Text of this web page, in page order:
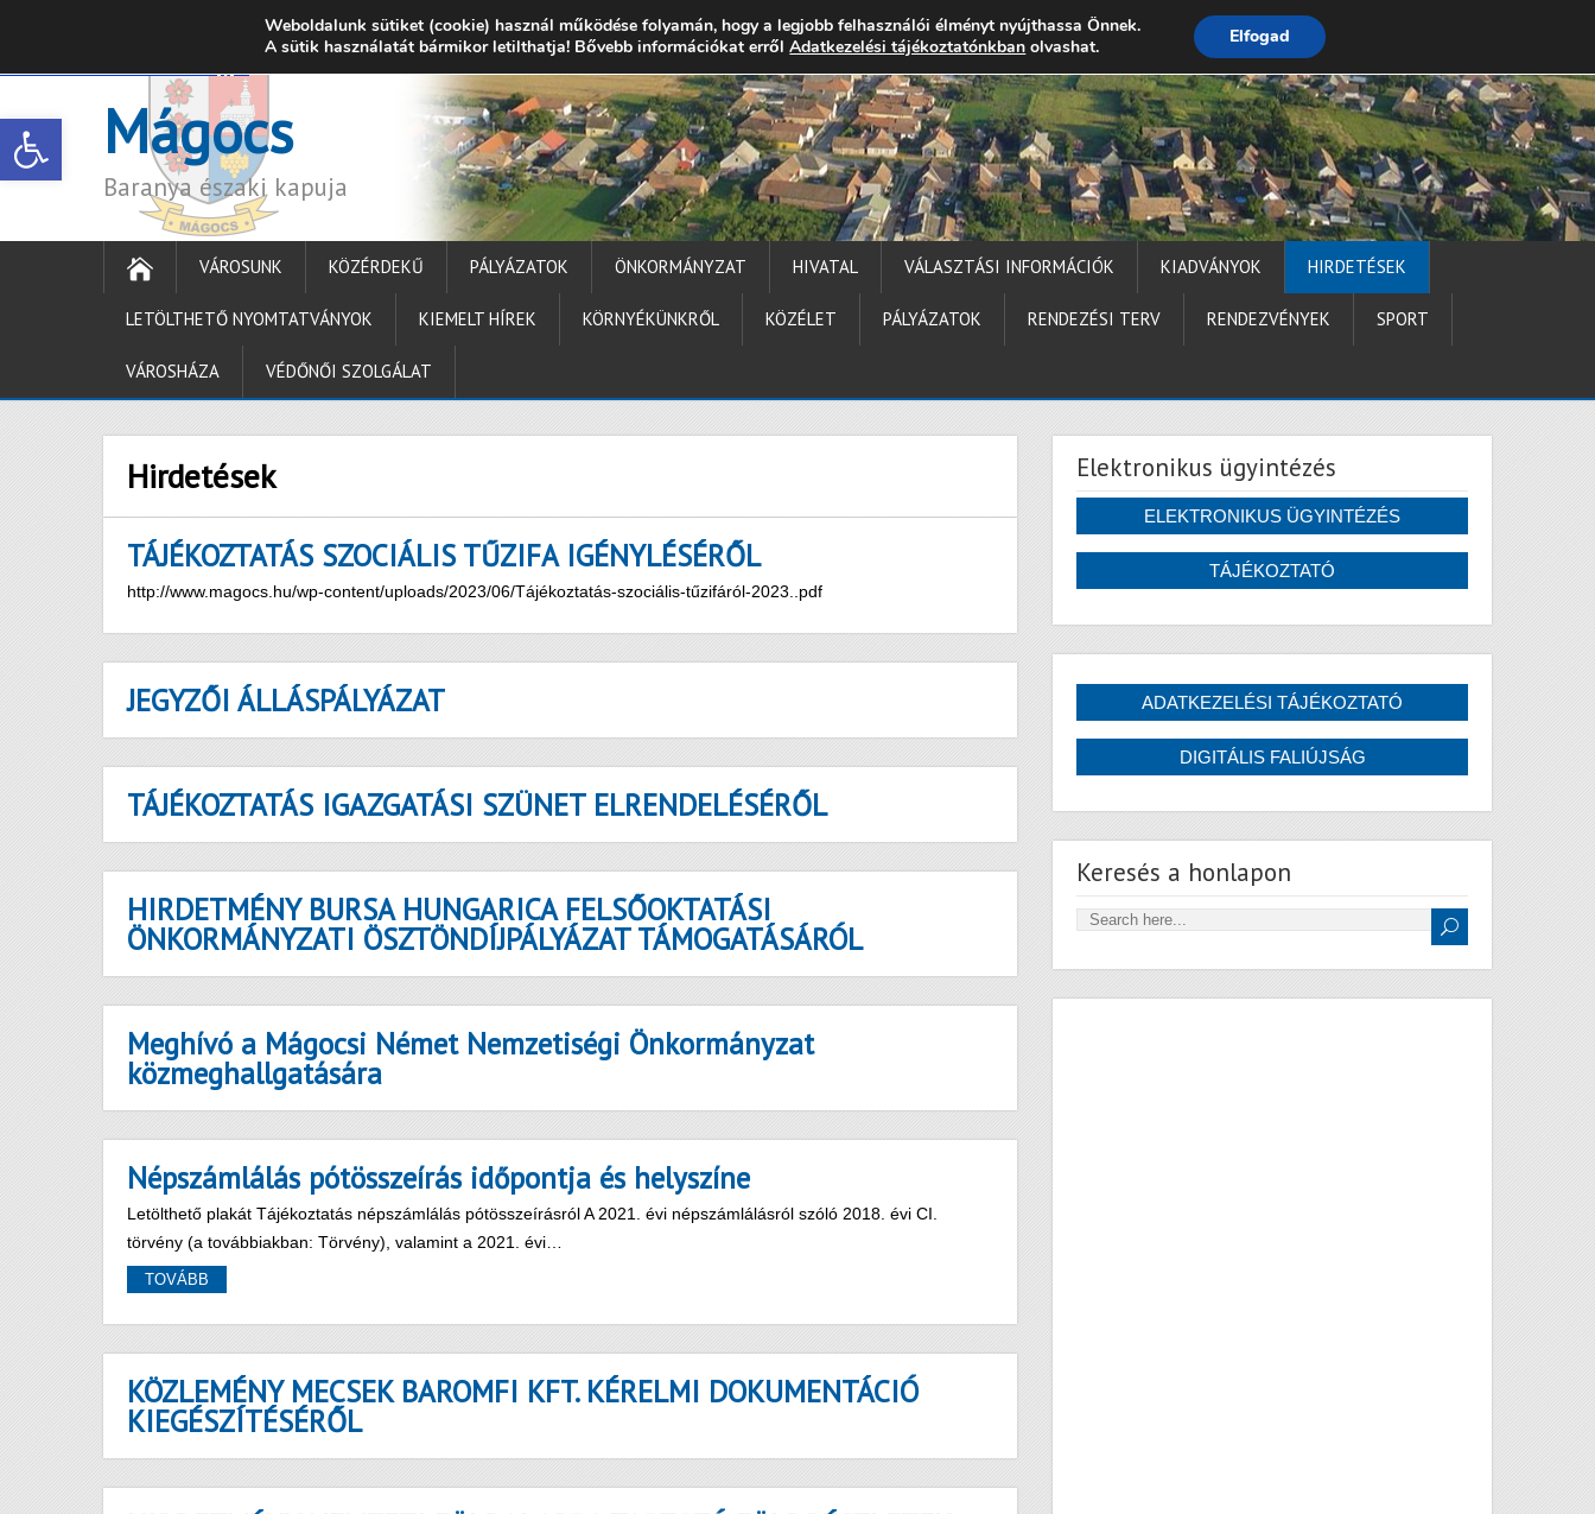
Open toolbar
7342 Mágocs, Szabadság utca 39. onkormanyzat@magocs.hu +36 (72) 451 110 Elérhetőségek Technika segítség Impresszum
Mágocs
Baranya északi kapuja
VÁROSUNK KÖZÉRDEKŰ PÁLYÁZATOK ÖNKORMÁNYZAT HIVATAL VÁLASZTÁSI INFORMÁCIÓK KIADVÁNYOK HIRDETÉSEK
LETÖLTHETŐ NYOMTATVÁNYOK KIEMELT HÍREK KÖRNYÉKÜNKRŐL KÖZÉLET PÁLYÁZATOK RENDEZÉSI TERV RENDEZVÉNYEK SPORT
VÁROSHÁZA VÉDŐNŐI SZOLGÁLAT
Hirdetések
TÁJÉKOZTATÁS SZOCIÁLIS TŰZIFA IGÉNYLÉSÉRŐL
http://www.magocs.hu/wp-content/uploads/2023/06/Tájékoztatás-szociális-tűzifáról-2023..pdf
JEGYZŐI ÁLLÁSPÁLYÁZAT
TÁJÉKOZTATÁS IGAZGATÁSI SZÜNET ELRENDELÉSÉRŐL
HIRDETMÉNY BURSA HUNGARICA FELSŐOKTATÁSI
ÖNKORMÁNYZATI ÖSZTÖNDÍJPÁLYÁZAT TÁMOGATÁSÁRÓL
Meghívó a Mágocsi Német Nemzetiségi Önkormányzat
közmeghallgatására
Népszámlálás pótösszeírás időpontja és helyszíne
Letölthető plakát Tájékoztatás népszámlálás pótösszeírásról A 2021. évi népszámlálásról szóló 2018. évi CI.
törvény (a továbbiakban: Törvény), valamint a 2021. évi…
TOVÁBB
KÖZLEMÉNY MECSEK BAROMFI KFT. KÉRELMI DOKUMENTÁCIÓ
KIEGÉSZÍTÉSÉRŐL
Elektronikus ügyintézés
Keresés a honlapon
Weboldalunk sütiket (cookie) használ működése folyamán, hogy a legjobb felhasználói élményt nyújthassa Önnek.
A sütik használatát bármikor letilthatja! Bővebb információkat errőlAdatkezelési tájékoztatónkban olvashat. Elfogad